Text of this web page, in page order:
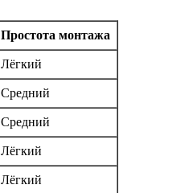
Простота монтажа
Лёгкий
Средний
Средний
Лёгкий
Лёгкий